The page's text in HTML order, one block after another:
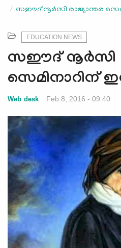
l
a
v
i
a
i
o
n
സഈദ് നൂര്‍സി രാജ്യാന്തര
EDUCATION NEWS
സഈദ് നൂര്‍സി
സെമിനാറിന്
Web desk Feb 8, 2016 - 09:40